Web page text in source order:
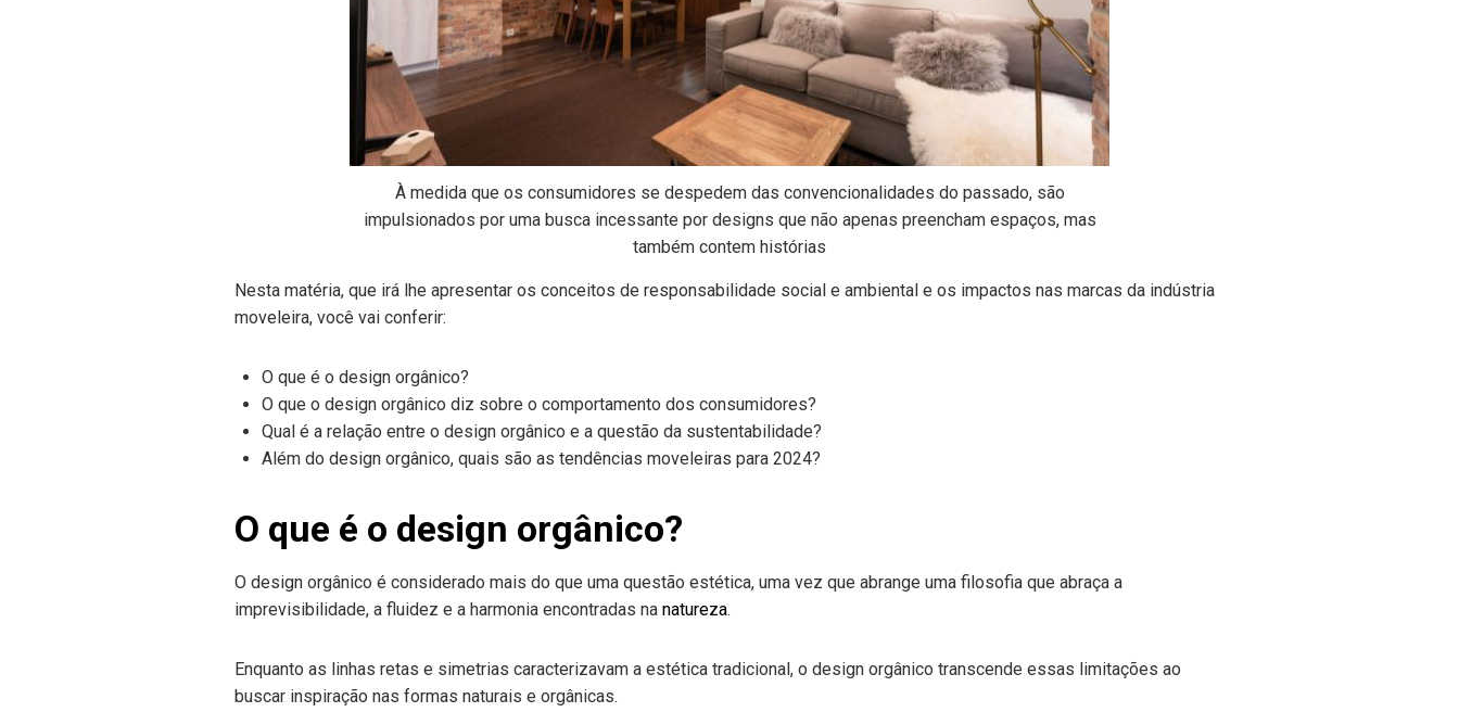
À medida que os consumidores se despedem das convencionalidades do passado, são
impulsionados por uma busca incessante por designs que não apenas preencham espaços, mas
também contem histórias
Nesta matéria, que irá lhe apresentar os conceitos de responsabilidade social e ambiental e os impactos nas marcas da indústria
moveleira, você vai conferir:
O que é o design orgânico?
O que o design orgânico diz sobre o comportamento dos consumidores?
Qual é a relação entre o design orgânico e a questão da sustentabilidade?
Além do design orgânico, quais são as tendências moveleiras para 2024?
O que é o design orgânico?
O design orgânico é considerado mais do que uma questão estética, uma vez que abrange uma filosofia que abraça a
imprevisibilidade, a fluidez e a harmonia encontradas na natureza.
Enquanto as linhas retas e simetrias caracterizavam a estética tradicional, o design orgânico transcende essas limitações ao
buscar inspiração nas formas naturais e orgânicas.